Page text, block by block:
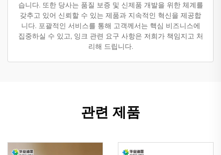
습니다. 또한 당사는 품질 보증 및 신제품 개발을 위한 체계를
갖추고 있어 신뢰할 수 있는 제품과 지속적인 혁신을 제공합
니다. 포괄적인 서비스를 통해 고객께서는 핵심 비즈니스에
집중하실 수 있고, 잉크 관련 요구 사항은 저희가 책임지고 처
리해 드립니다.
관련 제품